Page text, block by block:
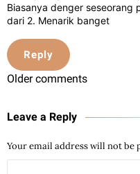
Biasanya denger seseorang
dari 2. Menarik banget
Reply
Older comments
Leave a Reply
Your email address will not be